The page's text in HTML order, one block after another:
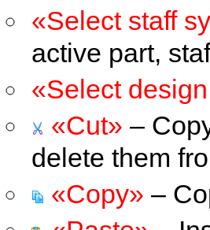
«Select staff
active part,
«Select
«Cut» –
delete them
«Copy» –